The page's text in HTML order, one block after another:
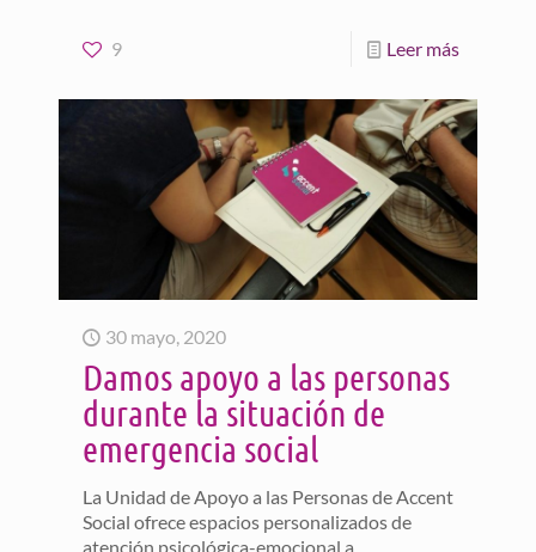
9 Leer más
30 mayo, 2020
Damos apoyo a las personas
durante la situación de
emergencia social
La Unidad de Apoyo a las Personas de Accent
Social ofrece espacios personalizados de
atención psicológica-emocional a